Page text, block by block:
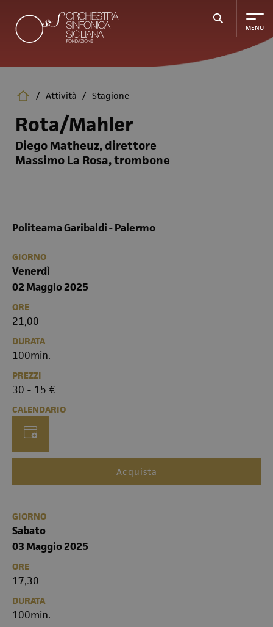
contenuto
principale
/ Attività / Stagione
Rota/Mahler
Diego Matheuz, direttore
Massimo La Rosa, trombone
Politeama Garibaldi - Palermo
GIORNO
Venerdì
02 Maggio 2025
ORE
21,00
DURATA
100min.
PREZZI
30 - 15 €
CALENDARIO
Acquista
GIORNO
Sabato
03 Maggio 2025
ORE
17,30
DURATA
100min.